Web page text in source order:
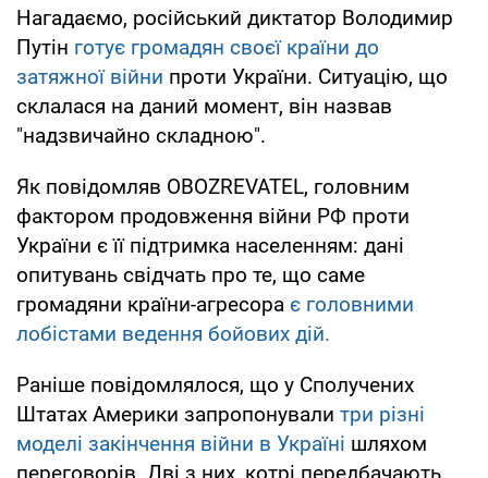
Нагадаємо, російський диктатор Володимир
Путін готує громадян своєї країни до
затяжної війни проти України. Ситуацію, що
склалася на даний момент, він назвав
"надзвичайно складною".
Як повідомляв OBOZREVATEL, головним
фактором продовження війни РФ проти
України є її підтримка населенням: дані
опитувань свідчать про те, що саме
громадяни країни-агресора є головними
лобістами ведення бойових дій.
Раніше повідомлялося, що у Сполучених
Штатах Америки запропонували три різні
моделі закінчення війни в Україні шляхом
переговорів. Дві з них, котрі передбачають